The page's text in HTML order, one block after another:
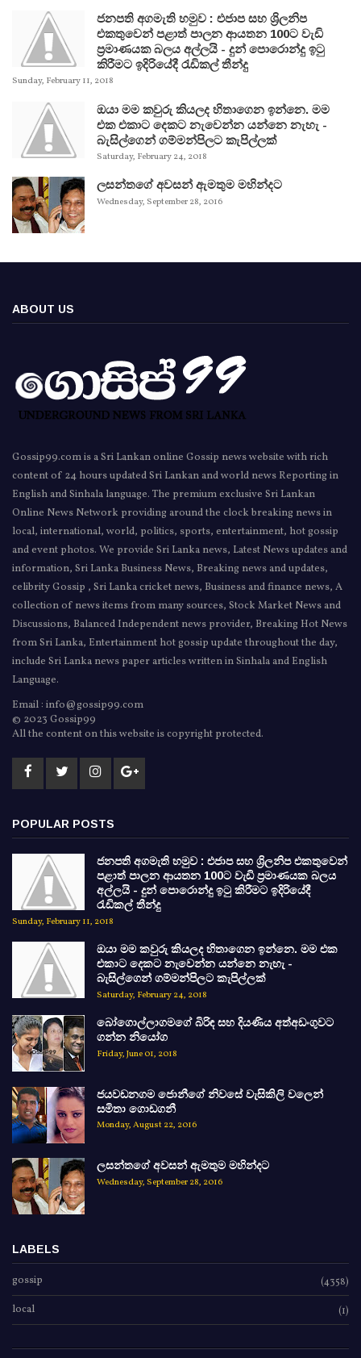
ජනපති අගමැති හමුව : එජාප සහ ශ්‍රිලනිප
එකතුවෙන් පළාත් පාලන ආයතන 100ට වැඩි
ප්‍රමාණයක බලය අල්ලයි - දුන් පොරොන්දු ඉටු
කිරීමට ඉදිරියේදී රැඩිකල් තීන්දු
Sunday, February 11, 2018
ඔයා මම කවුරු කියලද හිතාගෙන ඉන්නෙ. මම
එක එකාට දෙකට නැවෙන්න යන්නෙ නැහැ -
බැසිල්ගෙන් ගම්මන්පිලට කැපිල්ලක්
Saturday, February 24, 2018
ලසන්තගේ අවසන් ඇමතුම මහින්දට
Wednesday, September 28, 2016
ABOUT US
Gossip99.com is a Sri Lankan online Gossip news website with rich
content of 24 hours updated Sri Lankan and world news Reporting in
English and Sinhala language. The premium exclusive Sri Lankan
Online News Network providing around the clock breaking news in
local, international, world, politics, sports, entertainment, hot gossip
and event photos. We provide Sri Lanka news, Latest News updates and
information, Sri Lanka Business News, Breaking news and updates,
celibrity Gossip , Sri Lanka cricket news, Business and finance news, A
collection of news items from many sources, Stock Market News and
Discussions, Balanced Independent news provider, Breaking Hot News
from Sri Lanka, Entertainment hot gossip update throughout the day,
include Sri Lanka news paper articles written in Sinhala and English
Language.
Email : info@gossip99.com
© 2023 Gossip99
All the content on this website is copyright protected.
POPULAR POSTS
ජනපති අගමැති හමුව : එජාප සහ ශ්‍රිලනිප එකතුවෙන්
පළාත් පාලන ආයතන 100ට වැඩි ප්‍රමාණයක බලය
අල්ලයි - දුන් පොරොන්දු ඉටු කිරීමට ඉදිරියේදී
රැඩිකල් තීන්දු
Sunday, February 11, 2018
ඔයා මම කවුරු කියලද හිතාගෙන ඉන්නෙ. මම එක
එකාට දෙකට නැවෙන්න යන්නෙ නැහැ -
බැසිල්ගෙන් ගම්මන්පිලට කැපිල්ලක්
Saturday, February 24, 2018
බෝගොල්ලාගමගේ බිරිඳ සහ දියණිය අත්අඩංගුවට
ගන්න නියෝග
Friday, June 01, 2018
ජයවඩනගම ජොනීගේ නිවසේ වැසිකිලි වලෙන්
සමිතා ගොඩගනී
Monday, August 22, 2016
ලසන්තගේ අවසන් ඇමතුම මහින්දට
Wednesday, September 28, 2016
LABELS
gossip (4358)
local (1)